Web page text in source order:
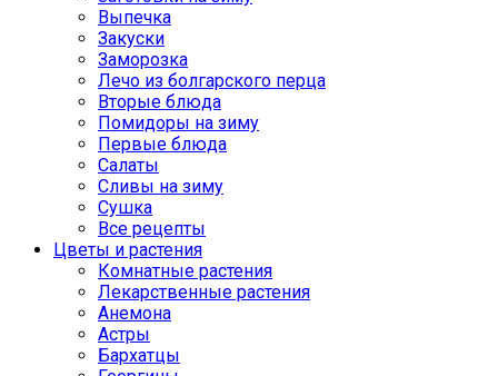
Выпечка
Закуски
Заморозка
Лечо из болгарского перца
Вторые блюда
Помидоры на зиму
Первые блюда
Салаты
Сливы на зиму
Сушка
Все рецепты
Цветы и растения
Комнатные растения
Лекарственные растения
Анемона
Астры
Бархатцы